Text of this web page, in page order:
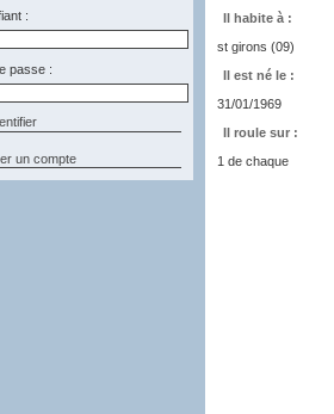
:
passe :
un compte
Il habite à :
st girons (09)
Il est né le :
31/01/1969
Il roule sur :
1 de chaque